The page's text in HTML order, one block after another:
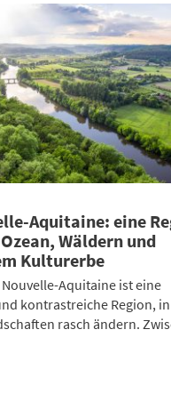
Aquitaine: eine
Wäldern und
Kulturerbe
Nouvelle-Aquitaine ist eine
kontrastreiche Region,
rasch ändern.